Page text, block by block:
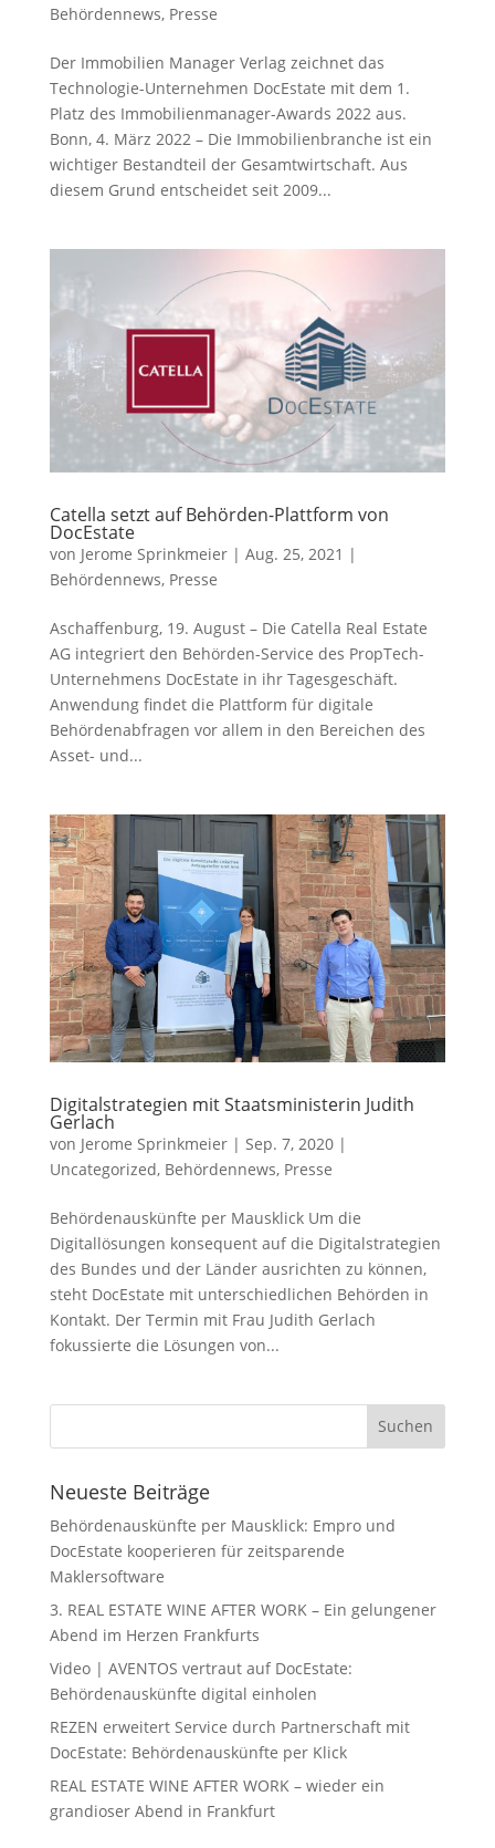
Behördennews, Presse
Der Immobilien Manager Verlag zeichnet das
Technologie-Unternehmen DocEstate mit dem 1.
Platz des Immobilienmanager-Awards 2022 aus.
Bonn, 4. März 2022 – Die Immobilienbranche ist ein
wichtiger Bestandteil der Gesamtwirtschaft. Aus
diesem Grund entscheidet seit 2009...
Catella setzt auf Behörden-Plattform von
DocEstate
von Jerome Sprinkmeier| Aug. 25, 2021 |
Behördennews, Presse
Aschaffenburg, 19. August – Die Catella Real Estate
AG integriert den Behörden-Service des PropTech-
Unternehmens DocEstate in ihr Tagesgeschäft.
Anwendung findet die Plattform für digitale
Behördenabfragen vor allem in den Bereichen des
Asset- und...
Digitalstrategien mit Staatsministerin Judith
Gerlach
von Jerome Sprinkmeier| Sep. 7, 2020|
Uncategorized, Behördennews, Presse
Behördenauskünfte per Mausklick Um die
Digitallösungen konsequent auf die Digitalstrategien
des Bundes und der Länder ausrichten zu können,
steht DocEstate mit unterschiedlichen Behörden in
Kontakt. Der Termin mit Frau Judith Gerlach
fokussierte die Lösungen von...
Neueste Beiträge
Behördenauskünfte per Mausklick: Empro und
DocEstate kooperieren für zeitsparende
Maklersoftware
3. REAL ESTATE WINE AFTER WORK – Ein gelungener
Abend im Herzen Frankfurts
Video | AVENTOS vertraut auf DocEstate:
Behördenauskünfte digital einholen
REZEN erweitert Service durch Partnerschaft mit
DocEstate: Behördenauskünfte per Klick
REAL ESTATE WINE AFTER WORK – wieder ein
grandioser Abend in Frankfurt